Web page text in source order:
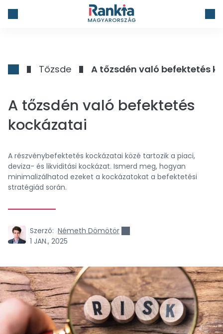
MAGYARORSZÁG
Tőzsde A tőzsdén való befektetés
A tőzsdén való befektetés
kockázatai
A részvénybefektetés kockázatai közé tartozik a piaci,
deviza- és likviditási kockázat. Ismerd meg, hogyan
minimalizálhatod ezeket a kockázatokat a befektetési
stratégiád során.
Szerző: Németh Dömötör
1 JAN., 2025